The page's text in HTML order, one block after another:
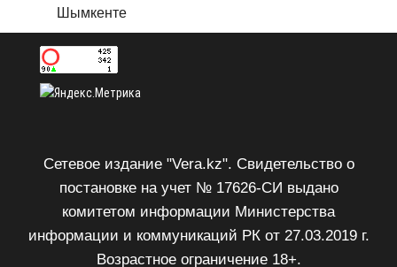
Шымкенте
Сетевое издание "Vera.kz". Свидетельство о
постановке на учет № 17626-СИ выдано
комитетом информации Министерства
информации и коммуникаций РК от 27.03.2019 г.
Возрастное ограничение 18+.